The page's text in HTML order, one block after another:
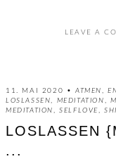
LEAVE A
11. MAI 2020 • ATMEN ,
LOSLASSEN
MEDITATION
MEDITATION
SELFLOVE
LOSLASSEN
...